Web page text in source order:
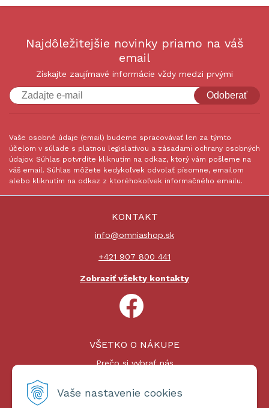
Vaše nastavenie cookies
Najdôležitejšie novinky priamo na váš
email
Získajte zaujímavé informácie vždy medzi prvými
Odoberať
Vaše osobné údaje (email) budeme spracovávať len za týmto
účelom v súlade s platnou legislatívou a zásadami ochrany osobných
údajov. Súhlas potvrdíte kliknutím na odkaz, ktorý vám pošleme na
váš email. Súhlas môžete kedykoľvek odvolať písomne, emailom
alebo kliknutím na odkaz z ktoréhokoľvek informačného emailu.
KONTAKT
info@omniashop.sk
+421 907 800 441
Zobraziť všekty kontakty
VŠETKO O NÁKUPE
Prečo si vybrať nás
Platby a doprava